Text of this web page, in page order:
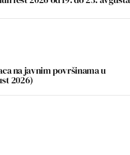
na javnim površinama u
2026)